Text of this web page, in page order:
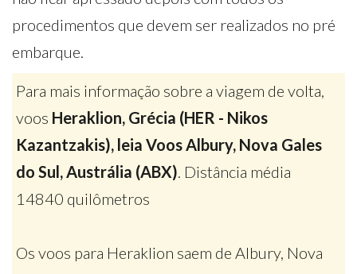
procedimentos que devem ser realizados no pré
embarque.
Para mais informação sobre a viagem de volta,
voos Heraklion, Grécia (HER - Nikos
Kazantzakis), leia Voos Albury, Nova Gales
do Sul, Austrália (ABX). Distância média
14840 quilômetros
Os voos para Heraklion saem de Albury, Nova